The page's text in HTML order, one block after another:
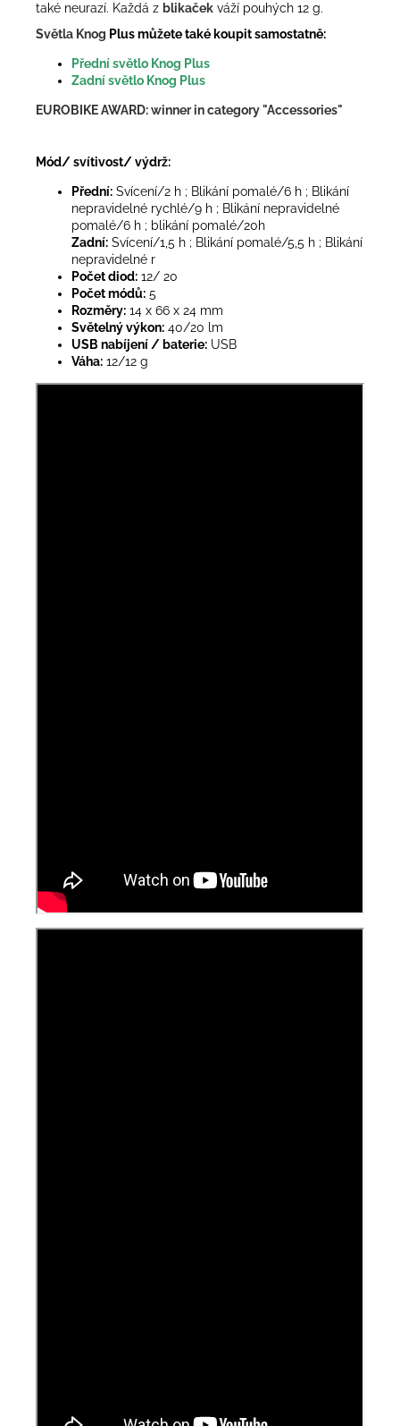
také neurazí. Každá z blikaček váží pouhých 12 g.
Světla Knog Plus můžete také koupit samostatně:
Přední světlo Knog Plus
Zadní světlo Knog Plus
EUROBIKE AWARD: winner in category "Accessories"
Mód/ svítivost/ výdrž:
Přední: Svícení/2 h ; Blikání pomalé/6 h ; Blikání
nepravidelné rychlé/9 h ; Blikání nepravidelné
pomalé/6 h ; blikání pomalé/20h
Zadní: Svícení/1,5 h ; Blikání pomalé/5,5 h ; Blikání
nepravidelné r
Počet diod: 12/ 20
Počet módů: 5
Rozměry: 14 x 66 x 24 mm
Světelný výkon: 40/20 lm
USB nabíjení / baterie: USB
Váha: 12/12 g